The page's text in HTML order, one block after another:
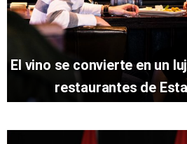
El vino se convierte en un
restaurantes de